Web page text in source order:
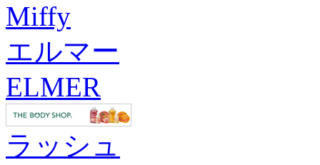
Miffy
エルマー
ELMER
ラッシュ